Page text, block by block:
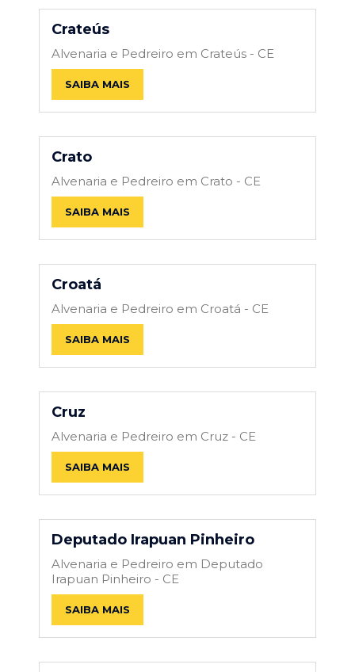
Crateús
Alvenaria e Pedreiro em Crateús - CE
SAIBA MAIS
Crato
Alvenaria e Pedreiro em Crato - CE
SAIBA MAIS
Croatá
Alvenaria e Pedreiro em Croatá - CE
SAIBA MAIS
Cruz
Alvenaria e Pedreiro em Cruz - CE
SAIBA MAIS
Deputado Irapuan Pinheiro
Alvenaria e Pedreiro em Deputado
Irapuan Pinheiro - CE
SAIBA MAIS